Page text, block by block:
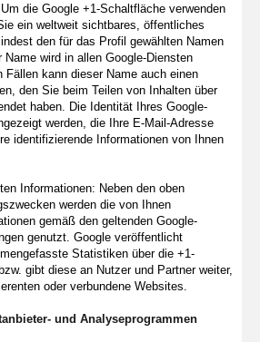
die Google +1-Schaltfläche verwenden
ein weltweit sichtbares, öffentliches
den für das Profil gewählten Namen
wird in allen Google-Diensten
Fällen kann dieser Name auch einen
den Sie beim Teilen von Inhalten über
haben. Die Identität Ihres Google-
werden, die Ihre E-Mail-Adresse
identifizierende Informationen von Ihnen
Informationen: Neben den oben
werden die von Ihnen
gemäß den geltenden Google-
genutzt. Google veröffentlicht
Statistiken über die +1-
gibt diese an Nutzer und Partner weiter,
oder verbundene Websites.
und Analyseprogrammen